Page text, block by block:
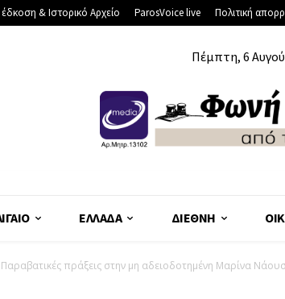
& Ιστορικό Αρχείο ParosVoice live Πολιτική
Πέμπτη, 6
ΕΛΛΆΔΑ ΔΙΕΘΝΉ
πράξεις στην μη αδειοδοτημένη Μαρίνα